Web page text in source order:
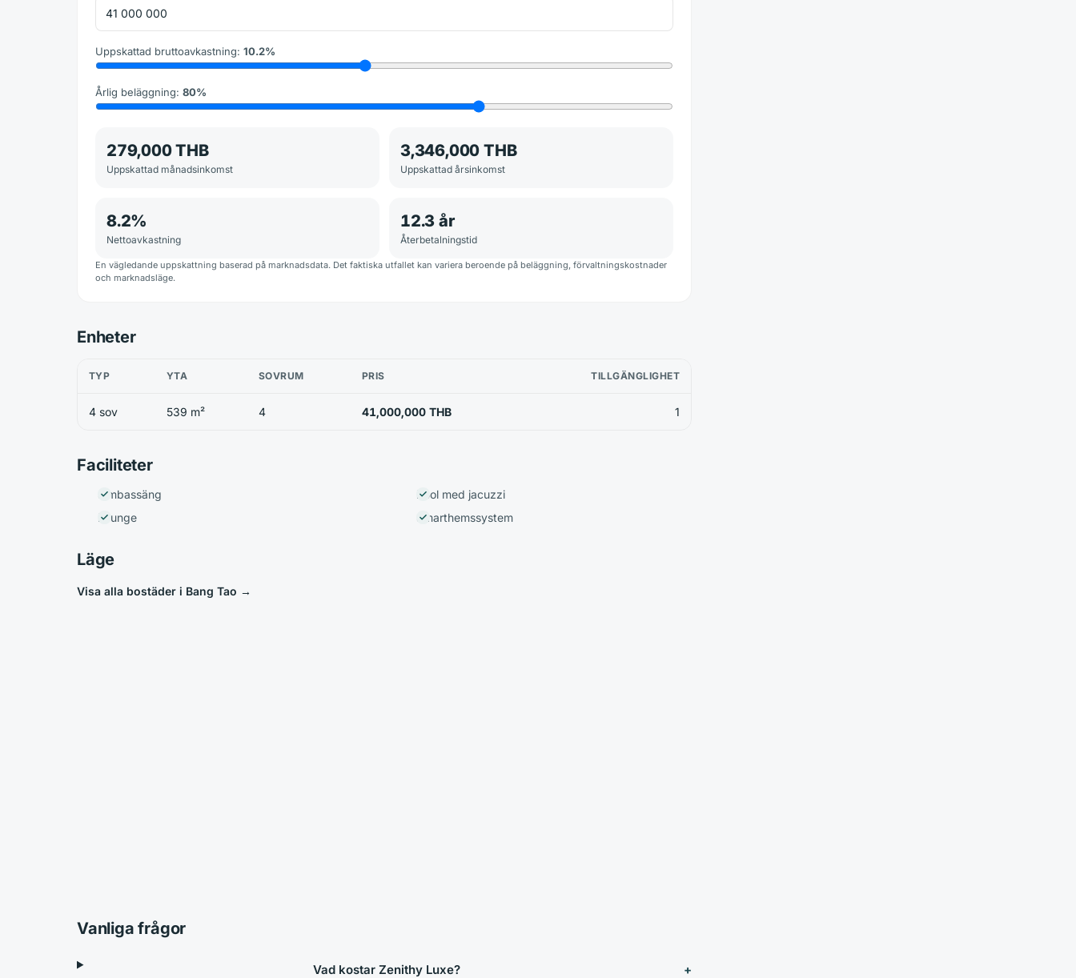
Uppskattad bruttoavkastning: 10.2%
Årlig beläggning: 80%
279,000 THB
Uppskattad månadsinkomst
3,346,000 THB
Uppskattad årsinkomst
8.2%
Nettoavkastning
12.3 år
Återbetalningstid
En vägledande uppskattning baserad på marknadsdata. Det faktiska utfallet kan variera beroende på beläggning, förvaltningskostnader
och marknadsläge.
Enheter
TYP YTA SOVRUM PRIS TILLGÄNGLIGHET
4 sov 539 m² 4 41,000,000 THB 1
Faciliteter
Simbassäng
Pool med jacuzzi
Lounge
Smarthemssystem
Läge
Visa alla bostäder i Bang Tao →
Vanliga frågor
Vad kostar Zenithy Luxe?